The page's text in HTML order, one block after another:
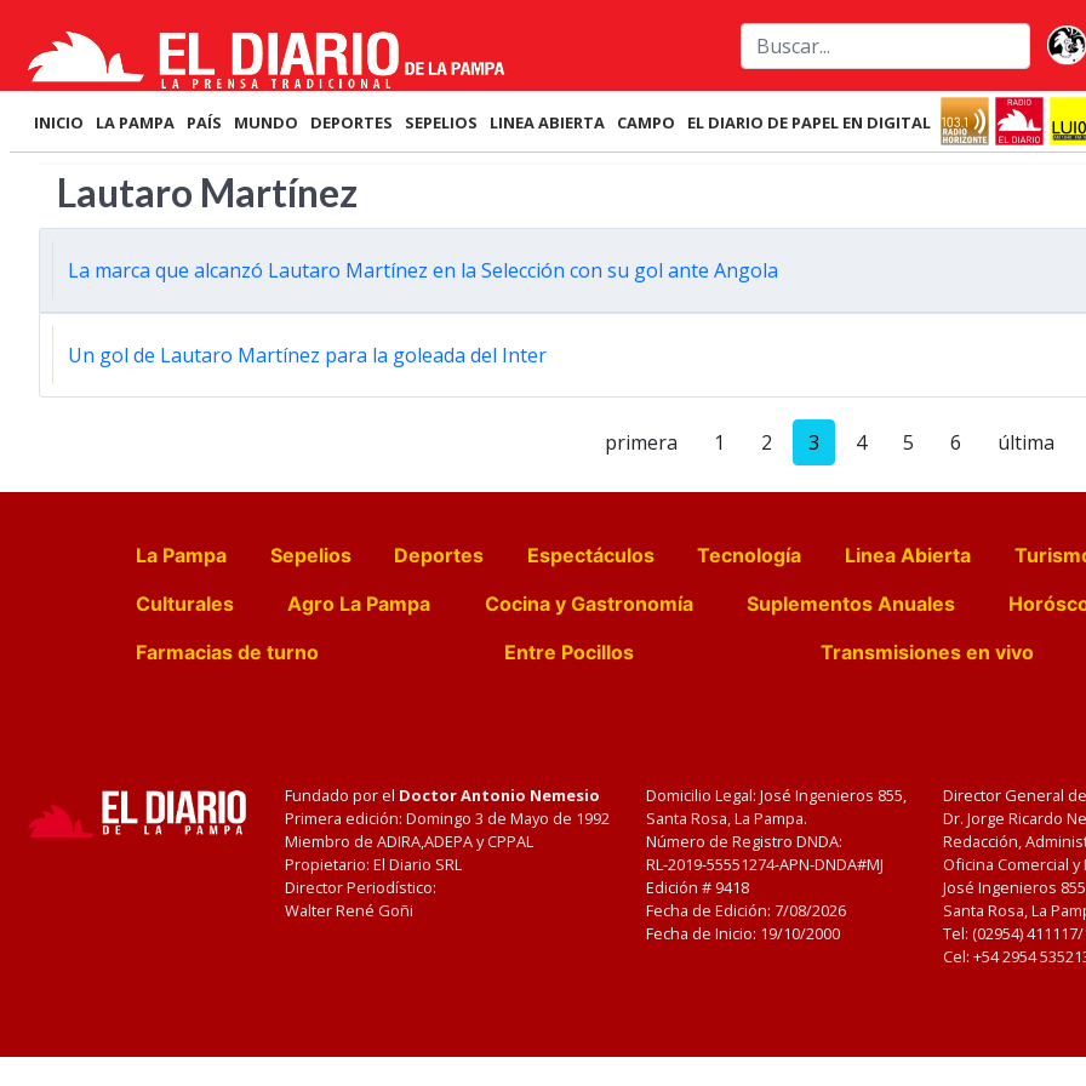
INICIO LA PAMPA PAÍS MUNDO DEPORTES SEPELIOS LINEA ABIERTA CAMPO EL DIARIO DE PAPEL EN DIGITAL
Lautaro Martínez
La marca que alcanzó Lautaro Martínez en la Selección con su gol ante Angola
Un gol de Lautaro Martínez para la goleada del Inter
primera 1 2 3 4 5 6 última
La Pampa Sepelios Deportes Espectáculos Tecnología Linea Abierta
Culturales
Agro La Pampa Cocina y Gastronomía Suplementos Anuales
Farmacias de turno
Entre Pocillos Transmisiones en vivo
Fundado por el Doctor Antonio Nemesio
Primera edición: Domingo 3 de Mayo de 1992
Miembro de ADIRA,ADEPA y CPPAL
Propietario: El Diario SRL
Director Periodístico:
Walter René Goñi
Domicilio Legal: José Ingenieros 855,
Santa Rosa, La Pampa.
Número de Registro DNDA:
RL-2019-55551274-APN-DNDA#MJ
Edición # 9418
Fecha de Edición: 7/08/2026
Fecha de Inicio: 19/10/2000
Director General
Dr. Jorge Ricardo
Redacción,
Oficina Comercial
José Ingenieros
Santa Rosa, La
Tel: (02954)
Cel: +54 2954